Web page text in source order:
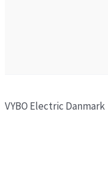
VYBO Electric Danmark